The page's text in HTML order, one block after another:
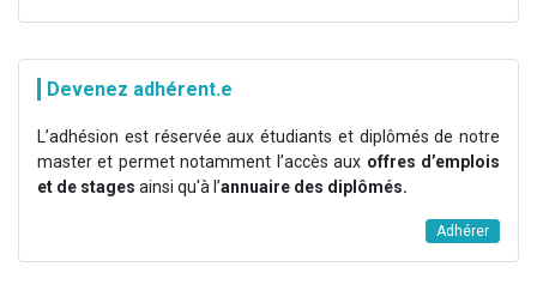
Devenez adhérent.e
L’adhésion est réservée aux étudiants et diplômés de notre
master et permet notamment l’accès aux offres d’emplois
et de stages ainsi qu'à l’annuaire des diplômés.
Adhérer